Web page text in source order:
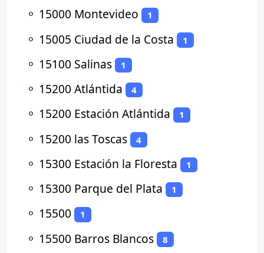
⚬ 15000 Montevideo 1
⚬ 15005 Ciudad de la Costa 1
⚬ 15100 Salinas 1
⚬ 15200 Atlántida 4
⚬ 15200 Estación Atlántida 1
⚬ 15200 las Toscas 4
⚬ 15300 Estación la Floresta 1
⚬ 15300 Parque del Plata 1
⚬ 15500 1
⚬ 15500 Barros Blancos 8